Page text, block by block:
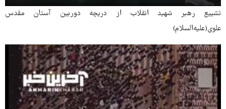
Play Mute Settings
PIP Enter
تشییع رهبر شهید انقلاب از دریچه دوربین آستان مقدس
علوی(علیه‌السلام)